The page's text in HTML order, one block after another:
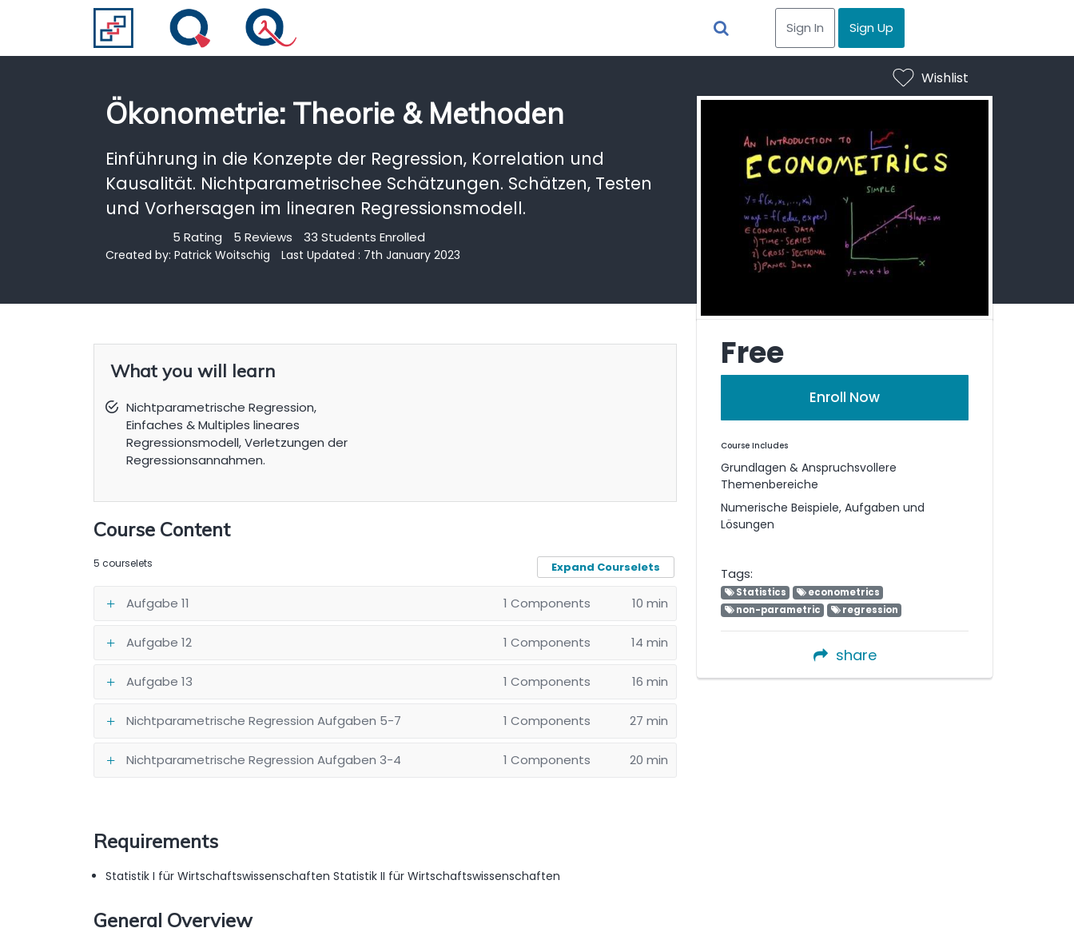
Sign In Sign Up
Ökonometrie: Theorie & Methoden
Einführung in die Konzepte der Regression, Korrelation und
Kausalität. Nichtparametrischee Schätzungen. Schätzen, Testen
und Vorhersagen im linearen Regressionsmodell.
5 Rating 5 Reviews 33 Students Enrolled
Created by: Patrick Woitschig Last Updated : 7th January 2023
Wishlist
Free
Enroll Now
Course Includes
Grundlagen & Anspruchsvollere
Themenbereiche
Numerische Beispiele, Aufgaben und
Lösungen
Tags:
Statistics
econometrics
non-parametric
regression
share
What you will learn
Nichtparametrische Regression,
Einfaches & Multiples lineares
Regressionsmodell, Verletzungen der
Regressionsannahmen.
Course Content
5 courselets Expand Courselets
Aufgabe 11 1 Components 10 min
Aufgabe 12 1 Components 14 min
Aufgabe 13 1 Components 16 min
Nichtparametrische Regression Aufgaben 5-7 1 Components 27 min
Nichtparametrische Regression Aufgaben 3-4 1 Components 20 min
Requirements
Statistik I für Wirtschaftswissenschaften Statistik II für Wirtschaftswissenschaften
General Overview